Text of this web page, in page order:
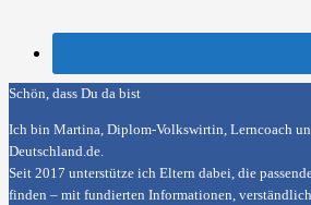
Schön, dass Du da bist
Ich bin Martina, Diplom-Volkswirtin, Lerncoach
Deutschland.de.
Seit 2017 unterstütze ich Eltern dabei, die
finden – mit fundierten Informationen,